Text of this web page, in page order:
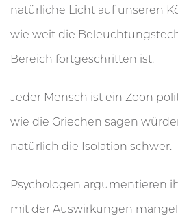
natürliche Licht auf unseren
wie weit die
Bereich fortgeschritten ist.
Jeder Mensch ist ein Zoon
wie die Griechen sagen
natürlich die Isolation schwer.
Psychologen argumentieren
mit der Auswirkungen